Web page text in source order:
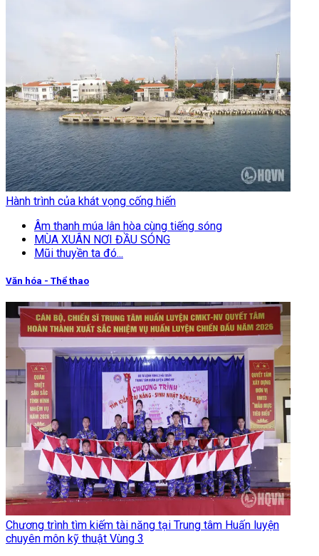
Hành trình của khát vọng cống hiến
Âm thanh múa lân hòa cùng tiếng sóng
MÙA XUÂN NƠI ĐẦU SÓNG
Mũi thuyền ta đó...
Văn hóa - Thể thao
Chương trình tìm kiếm tài năng tại Trung tâm Huấn luyện
chuyên môn kỹ thuật Vùng 3